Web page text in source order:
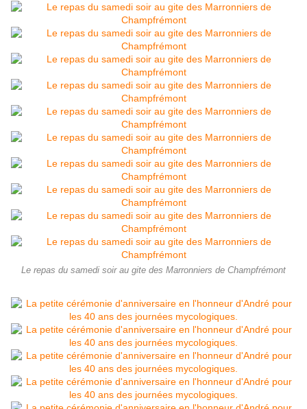
Le repas du samedi soir au gite des Marronniers de Champfrémont